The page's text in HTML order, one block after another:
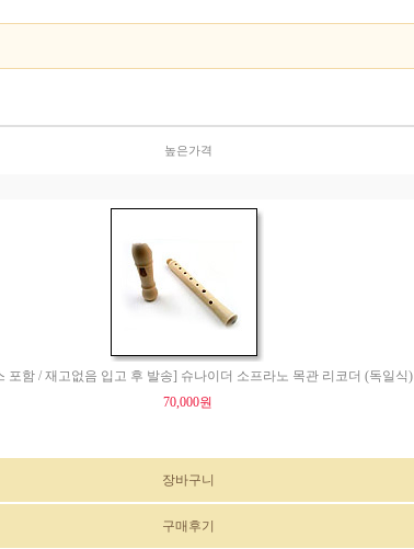
높은가격
포함 / 재고없음 입고 후 발송] 슈나이더 소프라노 목관 리코더 (독일식)
70,000원
장바구니
구매후기